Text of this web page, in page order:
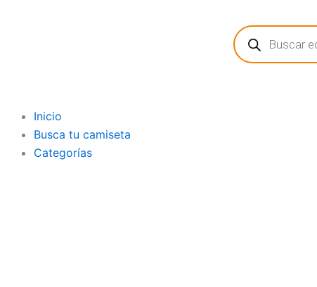
Búsqueda
de
productos
Inicio
Busca tu camiseta
Categorías